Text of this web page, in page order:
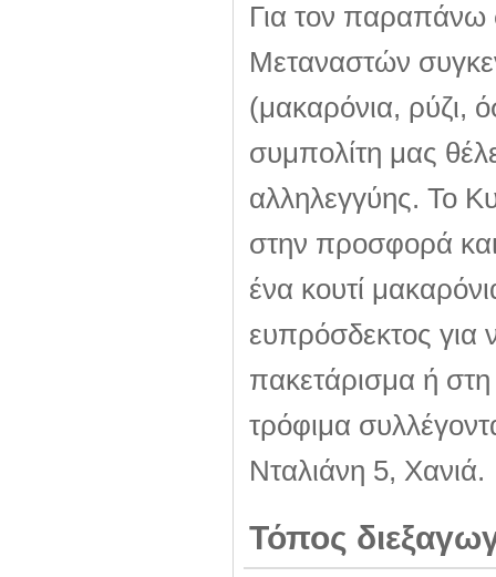
Για τον παραπάνω
Μεταναστών
(μακαρόνια, ρύζι,
συμπολίτη μας
αλληλεγγύης. Το
στην προσφορά
ένα κουτί
ευπρόσδεκτος για
πακετάρισμα ή
τρόφιμα
Νταλιάνη 5, Xανιά.
Τόπος